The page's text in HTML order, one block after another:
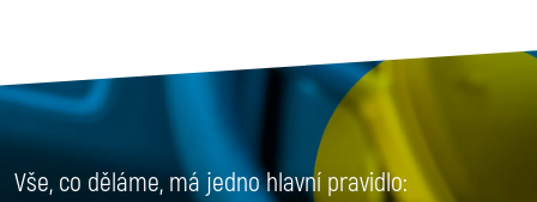
Vše, co děláme, má jedno hlavní pravidlo: